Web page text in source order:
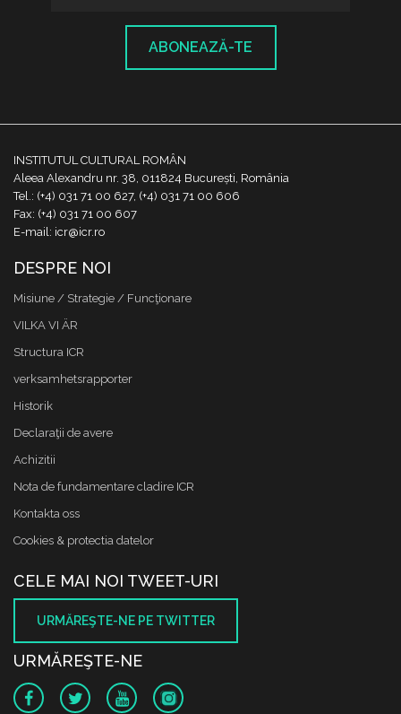
ABONEAZĂ-TE
INSTITUTUL CULTURAL ROMÂN
Aleea Alexandru nr. 38, 011824 București, România
Tel.: (+4) 031 71 00 627, (+4) 031 71 00 606
Fax: (+4) 031 71 00 607
E-mail: icr@icr.ro
DESPRE NOI
Misiune / Strategie / Funcţionare
VILKA VI ÄR
Structura ICR
verksamhetsrapporter
Historik
Declaraţii de avere
Achizitii
Nota de fundamentare cladire ICR
Kontakta oss
Cookies & protectia datelor
CELE MAI NOI TWEET-URI
URMĂREŞTE-NE PE TWITTER
URMĂREŞTE-NE